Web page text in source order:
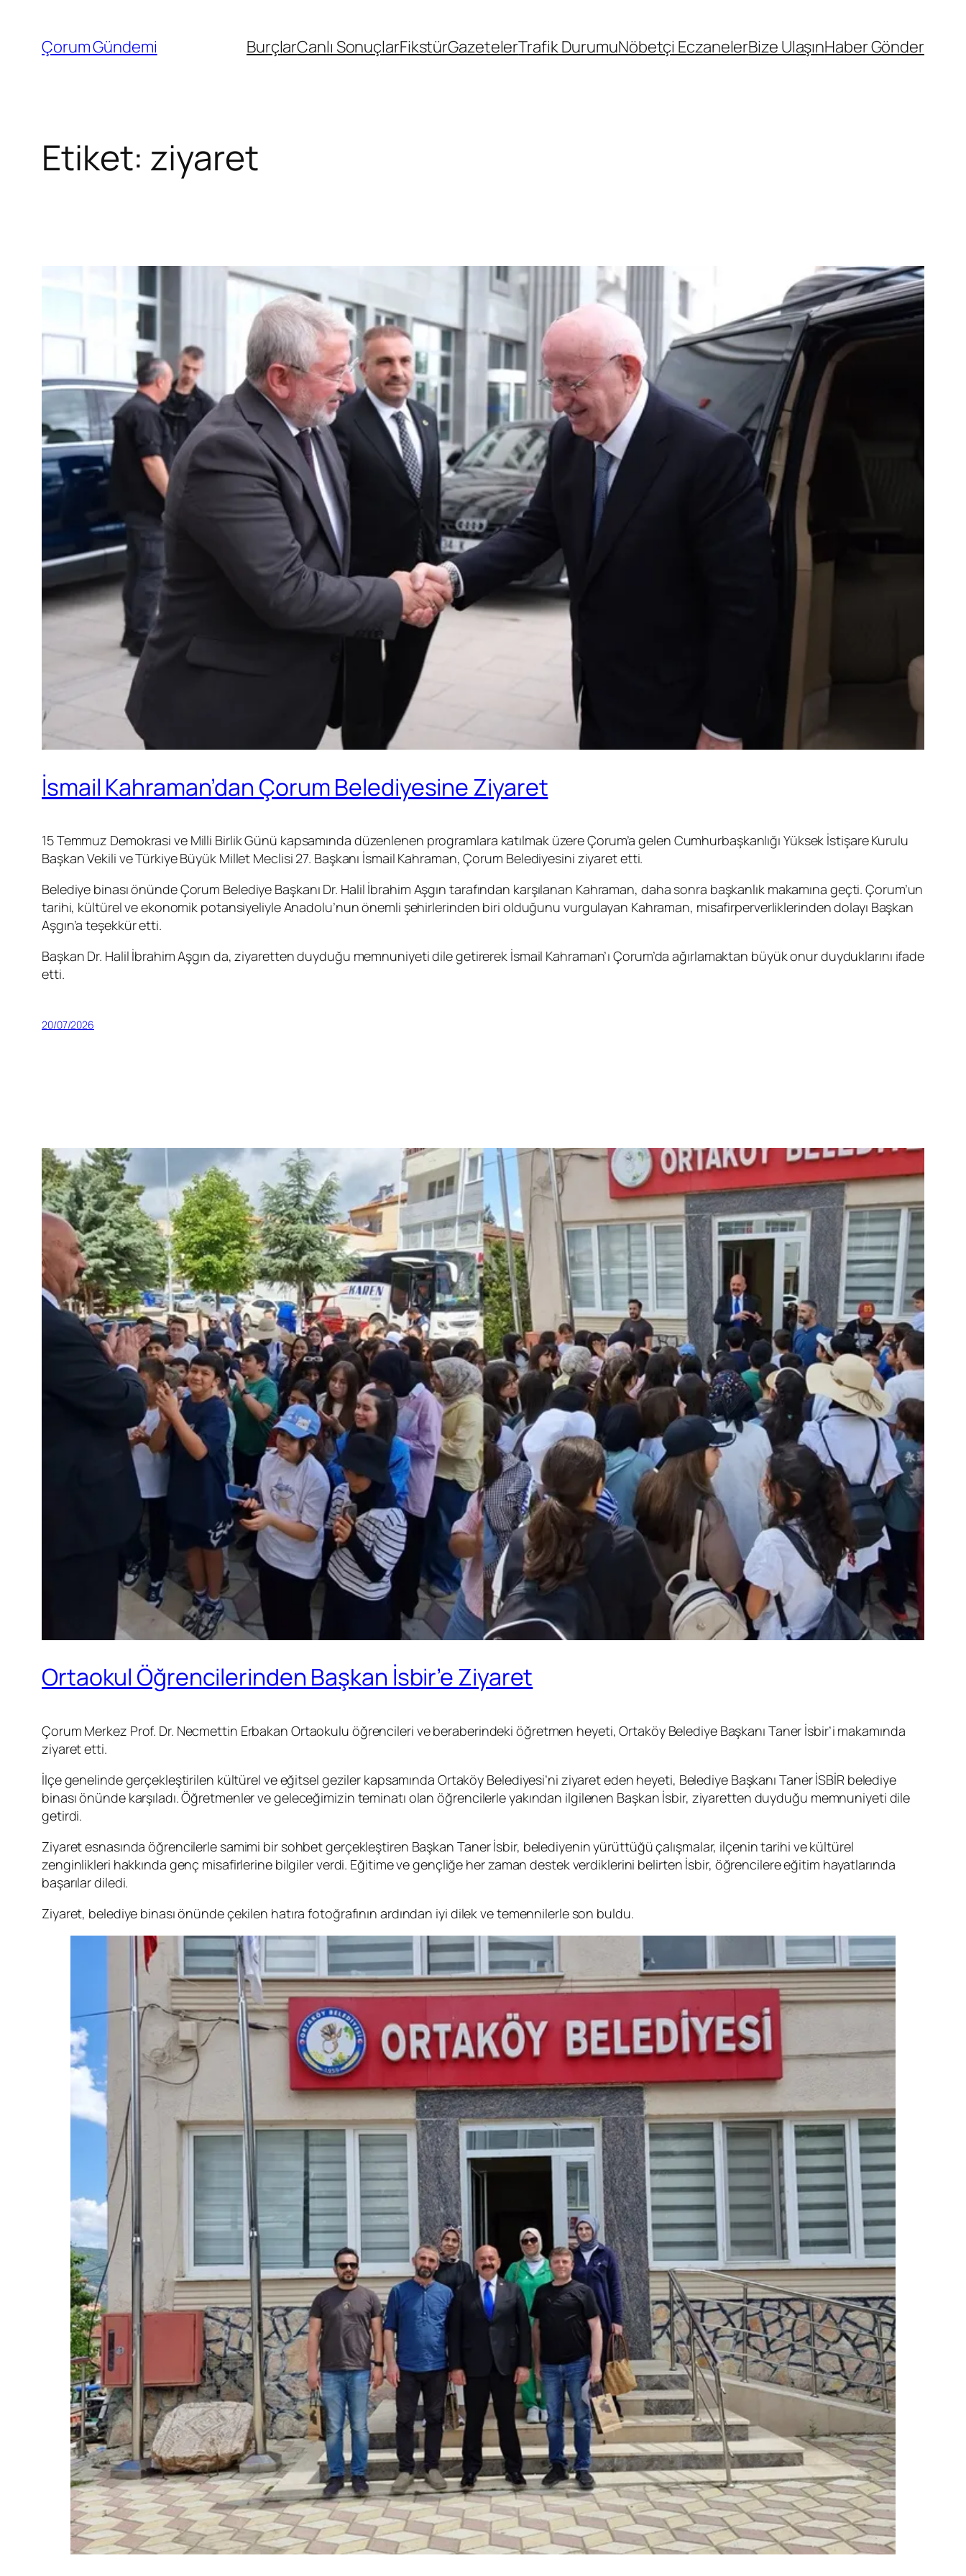
Çorum Gündemi BurçlarCanlı SonuçlarFikstürGazetelerTrafik DurumuNöbetçi EczanelerBize UlaşınHaber Gönder
Etiket: ziyaret
İsmail Kahraman’dan Çorum Belediyesine Ziyaret
15 Temmuz Demokrasi ve Milli Birlik Günü kapsamında düzenlenen programlara katılmak üzere Çorum’a gelen Cumhurbaşkanlığı Yüksek İstişare Kurulu
Başkan Vekili ve Türkiye Büyük Millet Meclisi 27. Başkanı İsmail Kahraman, Çorum Belediyesini ziyaret etti.
Belediye binası önünde Çorum Belediye Başkanı Dr. Halil İbrahim Aşgın tarafından karşılanan Kahraman, daha sonra başkanlık makamına geçti. Çorum’un
tarihi, kültürel ve ekonomik potansiyeliyle Anadolu’nun önemli şehirlerinden biri olduğunu vurgulayan Kahraman, misafirperverliklerinden dolayı Başkan
Aşgın’a teşekkür etti.
Başkan Dr. Halil İbrahim Aşgın da, ziyaretten duyduğu memnuniyeti dile getirerek İsmail Kahraman’ı Çorum’da ağırlamaktan büyük onur duyduklarını ifade
etti.
20/07/2026
Ortaokul Öğrencilerinden Başkan İsbir’e Ziyaret
Çorum Merkez Prof. Dr. Necmettin Erbakan Ortaokulu öğrencileri ve beraberindeki öğretmen heyeti, Ortaköy Belediye Başkanı Taner İsbir’i makamında
ziyaret etti.
İlçe genelinde gerçekleştirilen kültürel ve eğitsel geziler kapsamında Ortaköy Belediyesi’ni ziyaret eden heyeti, Belediye Başkanı Taner İSBİR belediye
binası önünde karşıladı. Öğretmenler ve geleceğimizin teminatı olan öğrencilerle yakından ilgilenen Başkan İsbir, ziyaretten duyduğu memnuniyeti dile
getirdi.
Ziyaret esnasında öğrencilerle samimi bir sohbet gerçekleştiren Başkan Taner İsbir, belediyenin yürüttüğü çalışmalar, ilçenin tarihi ve kültürel
zenginlikleri hakkında genç misafirlerine bilgiler verdi. Eğitime ve gençliğe her zaman destek verdiklerini belirten İsbir, öğrencilere eğitim hayatlarında
başarılar diledi.
Ziyaret, belediye binası önünde çekilen hatıra fotoğrafının ardından iyi dilek ve temennilerle son buldu.